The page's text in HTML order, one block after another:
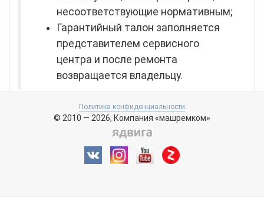
несоответствующие нормативным;
Гарантийный талон заполняется
представителем сервисного
центра и после ремонта
возвращается владельцу.
Декларативные документы
изготовителя (ГОСТы)
EN 982-1996Безопасность оборудования.
Требования безопасности к гидравлическим
Политика конфиденциальности
© 2010 — 2026, Компания «машремком»